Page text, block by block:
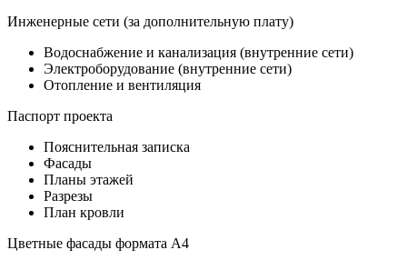
Инженерные сети (за дополнительную плату)
Водоснабжение и канализация (внутренние сети)
Электроборудование (внутренние сети)
Отопление и вентиляция
Паспорт проекта
Пояснительная записка
Фасады
Планы этажей
Разрезы
План кровли
Цветные фасады формата А4